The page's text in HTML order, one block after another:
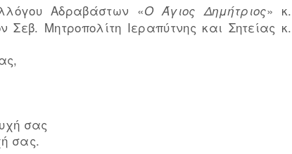
Αδραβάστων «Ο Άγιος Δημήτριος» κ.
Μητροπολίτη Ιεραπύτνης και Σητείας κ.
σας
σας.